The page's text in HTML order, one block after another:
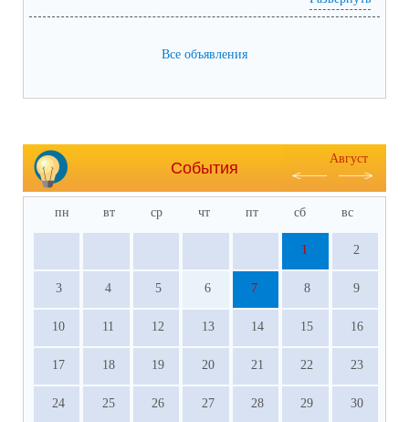
Все объявления
События
Август
пн вт ср чт пт сб вс
1 2
3 4 5 6 7 8 9
10 11 12 13 14 15 16
17 18 19 20 21 22 23
24 25 26 27 28 29 30